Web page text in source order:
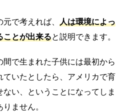
で考えれば、 人は環境によっ
ことが出来ると説明できます。
で生まれた子供には最初から
ていたとしたら、アメリカで育
い、ということになってしま
ません。